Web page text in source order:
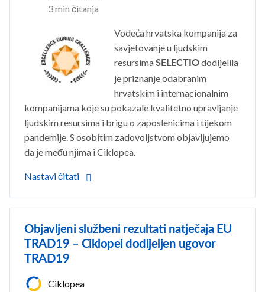
3 min čitanja
Vodeća hrvatska kompanija za
savjetovanje u ljudskim
resursimaSELECTIOdodijelila
je priznanje odabranim
hrvatskim i internacionalnim
kompanijama koje su pokazale kvalitetno upravljanje
ljudskim resursima i brigu o zaposlenicima i tijekom
pandemije. S osobitim zadovoljstvom objavljujemo
da je među njima i Ciklopea.
Nastavi čitati
Objavljeni službeni rezultati natječaja EU
TRAD19 – Ciklopei dodijeljen ugovor
TRAD19
Ciklopea